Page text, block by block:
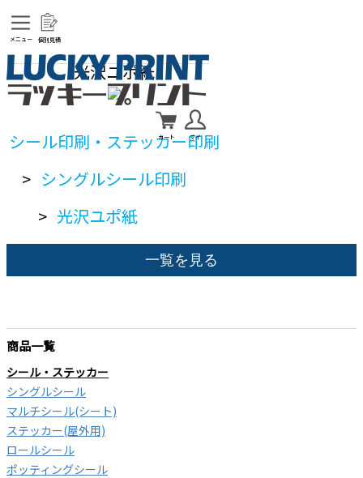
メニュー 個別見積
マイ
カート
光沢ユポ紙
シール印刷・ステッカー印刷
> シングルシール印刷
> 光沢ユポ紙
一覧を見る
商品一覧
シール・ステッカー
シングルシール
マルチシール(シート)
ステッカー(屋外用)
ロールシール
ポッティングシール